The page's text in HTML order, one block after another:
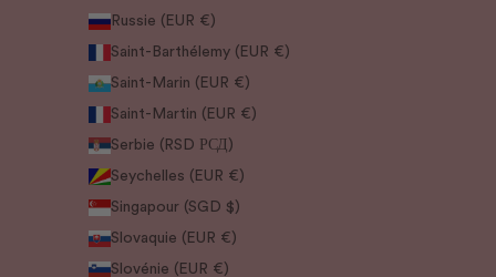
Russie (EUR €)
Saint-Barthélemy (EUR €)
Saint-Marin (EUR €)
Saint-Martin (EUR €)
Serbie (RSD РСД)
Seychelles (EUR €)
Singapour (SGD $)
Slovaquie (EUR €)
Slovénie (EUR €)